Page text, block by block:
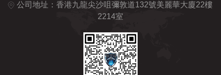
公司地址：香港九龍尖沙咀彌敦道132號美麗華大廈22樓
2214室